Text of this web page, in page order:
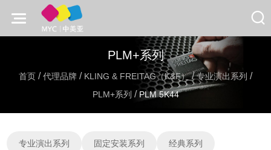
PLM+系列
首页 /代理品牌 / KLING & FREITAG（K&F）/专业演出系列 /
PLM+系列 / PLM 5K44
专业演出系列 固定安装系列 经典系列